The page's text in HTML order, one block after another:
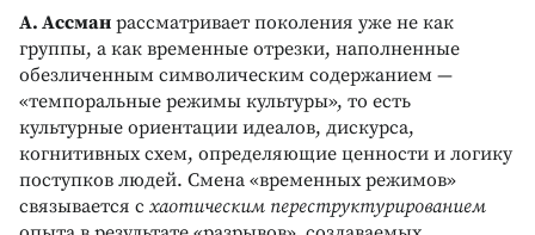
А. Ассман рассматривает поколения уже не как
группы, а как временные отрезки, наполненные
обезличенным символическим содержанием —
«темпоральные режимы культуры», то есть
культурные ориентации идеалов, дискурса,
когнитивных схем, определяющие ценности и логику
поступков людей. Смена «временных режимов»
связывается с хаотическим переструктурированием